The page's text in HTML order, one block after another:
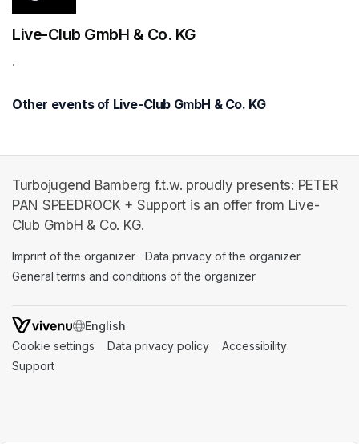
Live-Club GmbH & Co. KG
.
Other events of Live-Club GmbH & Co. KG
Turbojugend Bamberg f.t.w. proudly presents: PETER
PAN SPEEDROCK + Support is an offer from Live-
Club GmbH & Co. KG.
Imprint of the organizer (opens in a new tab)
Data privacy of the organizer
General terms and conditions of the organizer
SWITCH LANGUAGE
Cookie settings (opens in a new tab)
Data privacy policy (opens in a new tab)
Accessibility
Support